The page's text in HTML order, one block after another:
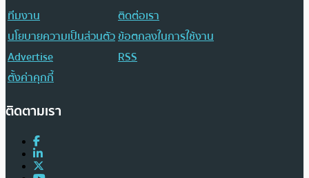
ทีมงาน
ติดต่อเรา
นโยบายความเป็นส่วนตัวข้อตกลงในการใช้งาน
Advertise
RSS
ตั้งค่าคุกกี้
ติดตามเรา